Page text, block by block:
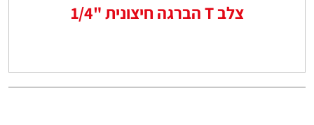
צלב T הברגה חיצונית "1/4